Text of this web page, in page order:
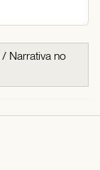
/ Narrativa no